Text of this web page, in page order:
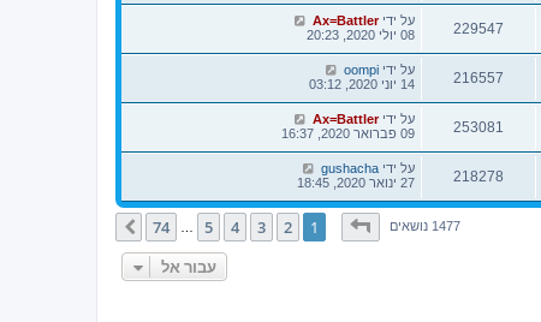
229547 על ידיAx=Battler
08 יולי 2020, 20:23
216557 על ידי oompi
14 יוני 2020, 03:12
253081 על ידיAx=Battler
09 פברואר 2020, 16:37
218278 על ידי gushacha
27 ינואר 2020, 18:45
1477 נושאיםדף1מתוך74
1
2
3
4
5
74 הבא
עבור אל